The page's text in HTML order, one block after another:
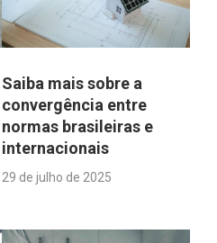
Saiba mais sobre a
convergência entre
normas brasileiras e
internacionais
29 de julho de 2025